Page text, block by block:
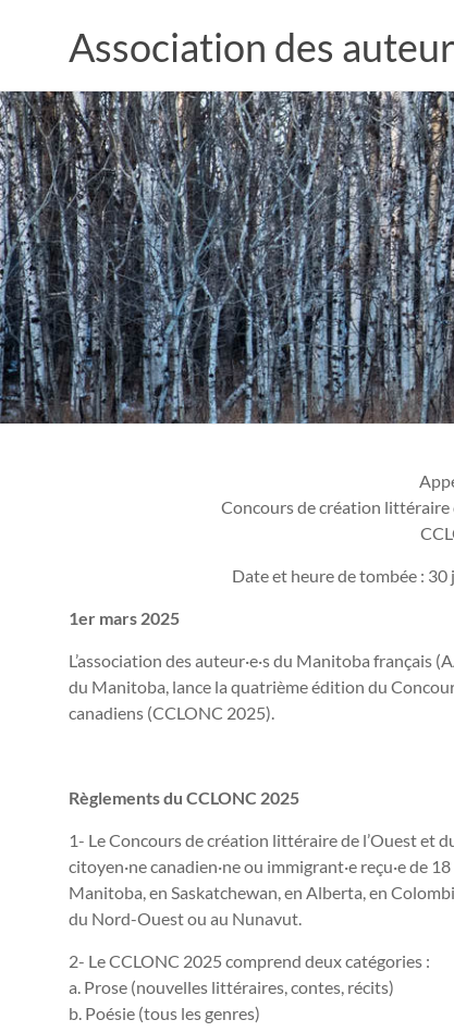
Association des
Concours de création littéraire
Date et heure de tombée :
1er mars 2025
L’association des auteur·e·s du Manitoba français
du Manitoba, lance la quatrième édition du
canadiens (CCLONC 2025).
Règlements du CCLONC 2025
1- Le Concours de création littéraire de l’Ouest et
citoyen·ne canadien·ne ou immigrant·e reçu·e de
Manitoba, en Saskatchewan, en Alberta, en
du Nord-Ouest ou au Nunavut.
2- Le CCLONC 2025 comprend deux catégories :
a. Prose (nouvelles littéraires, contes, récits)
b. Poésie (tous les genres)